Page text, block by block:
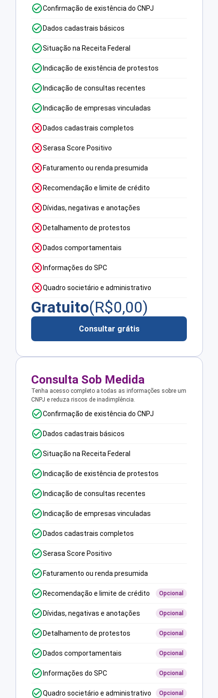
Confirmação de existência do CNPJ
Dados cadastrais básicos
Situação na Receita Federal
Indicação de existência de protestos
Indicação de consultas recentes
Indicação de empresas vinculadas
Dados cadastrais completos
Serasa Score Positivo
Faturamento ou renda presumida
Recomendação e limite de crédito
Dívidas, negativas e anotações
Detalhamento de protestos
Dados comportamentais
Informações do SPC
Quadro societário e administrativo
Gratuito(R$0,00)
Consultar grátis
Consulta Sob Medida
Tenha acesso completo a todas as informações sobre um
CNPJ e reduza riscos de inadimplência.
Confirmação de existência do CNPJ
Dados cadastrais básicos
Situação na Receita Federal
Indicação de existência de protestos
Indicação de consultas recentes
Indicação de empresas vinculadas
Dados cadastrais completos
Serasa Score Positivo
Faturamento ou renda presumida
Recomendação e limite de crédito Opcional
Dívidas, negativas e anotações Opcional
Detalhamento de protestos Opcional
Dados comportamentais Opcional
Informações do SPC Opcional
Quadro societário e administrativo Opcional